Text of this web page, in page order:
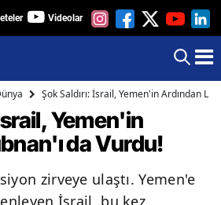
Videolar
Şok Saldırı: İsrail, Yemen'in Ardından
Yemen'in
da Vurdu!
zirveye ulaştı. Yemen'e
İsrail, bu kez